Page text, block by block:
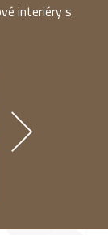
interiéry s